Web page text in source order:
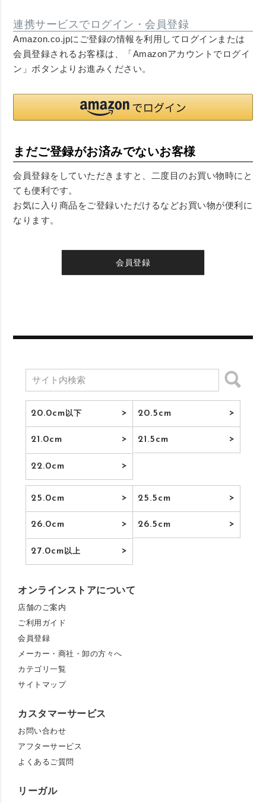
連携サービスでログイン・会員登録
Amazon.co.jpにご登録の情報を利用してログインまたは
会員登録されるお客様は、「Amazonアカウントでログイ
ン」ボタンよりお進みください。
まだご登録がお済みでないお客様
会員登録をしていただきますと、二度目のお買い物時にと
ても便利です。
お気に入り商品をご登録いただけるなどお買い物が便利に
なります。
会員登録
20.0cm以下 20.5cm
21.0cm 21.5cm
22.0cm
25.0cm 25.5cm
26.0cm 26.5cm
27.0cm以上
オンラインストアについて
店舗のご案内
ご利用ガイド
会員登録
メーカー・商社・卸の方々へ
カテゴリ一覧
サイトマップ
カスタマーサービス
お問い合わせ
アフターサービス
よくあるご質問
リーガル